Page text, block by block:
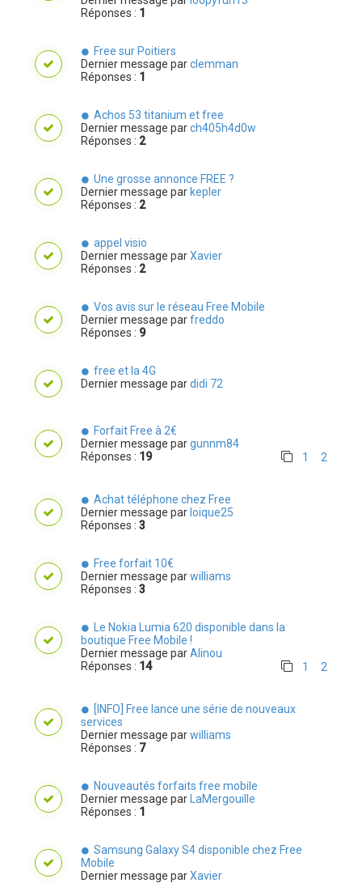
Réponses : 1
Free sur Poitiers
Dernier message parclemman
Réponses : 1
Achos 53 titanium et free
Dernier message parch405h4d0w
Réponses : 2
Une grosse annonce FREE ?
Dernier message parkepler
Réponses : 2
appel visio
Dernier message parXavier
Réponses : 2
Vos avis sur le réseau Free Mobile
Dernier message parfreddo
Réponses : 9
free et la 4G
Dernier message pardidi 72
Forfait Free à 2€
Dernier message pargunnm84
Réponses : 19 1 2
Achat téléphone chez Free
Dernier message parloique25
Réponses : 3
Free forfait 10€
Dernier message parwilliams
Réponses : 3
Le Nokia Lumia 620 disponible dans la
boutique Free Mobile !
Dernier message parAlinou
Réponses : 14 1 2
[INFO] Free lance une série de nouveaux
services
Dernier message parwilliams
Réponses : 7
Nouveautés forfaits free mobile
Dernier message parLaMergouille
Réponses : 1
Samsung Galaxy S4 disponible chez Free
Mobile
Dernier message parXavier